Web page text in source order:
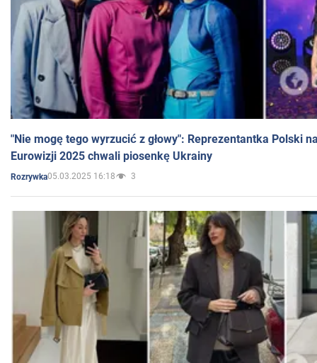
"Nie mogę tego wyrzucić z głowy": Reprezentantka Polski
Eurowizji 2025 chwali piosenkę Ukrainy
Rozrywka05.03.2025 16:18 3